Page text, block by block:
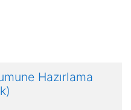
Hazırlama